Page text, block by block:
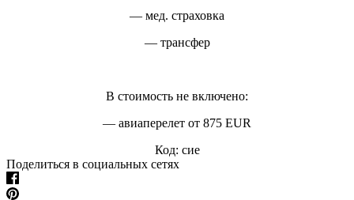
— мед. страховка
— трансфер
В стоимость не включено:
— авиаперелет от 875 EUR
Код: сие
Поделиться в социальных сетях